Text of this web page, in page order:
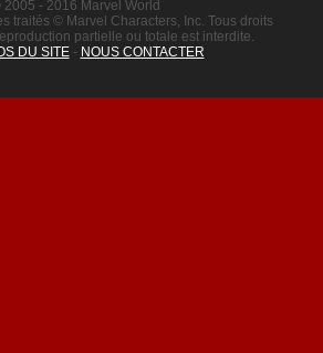
2005 - 2016 Marvel World
traités © Marvel Characters, Inc. Tous droits
partielle ou totale est interdite.
DU SITE- NOUS CONTACTER